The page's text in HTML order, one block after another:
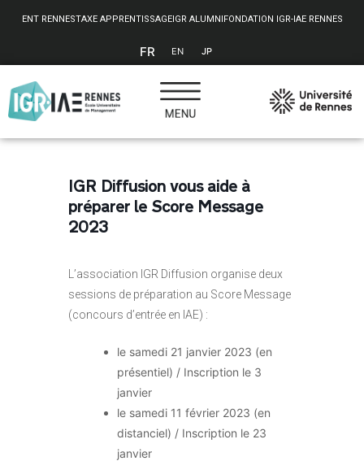
ENT RENNESTAXE APPRENTISSAGEIGR ALUMNIFONDATION IGR-IAE RENNES
FR EN JP
IGR Diffusion vous aide à
préparer le Score Message
2023
L’association IGR Diffusion organise deux
sessions de préparation au Score Message
(concours d’entrée en IAE) :
le samedi 21 janvier 2023 (en
présentiel) / Inscription le 3
janvier
le samedi 11 février 2023 (en
distanciel) / Inscription le 23
janvier